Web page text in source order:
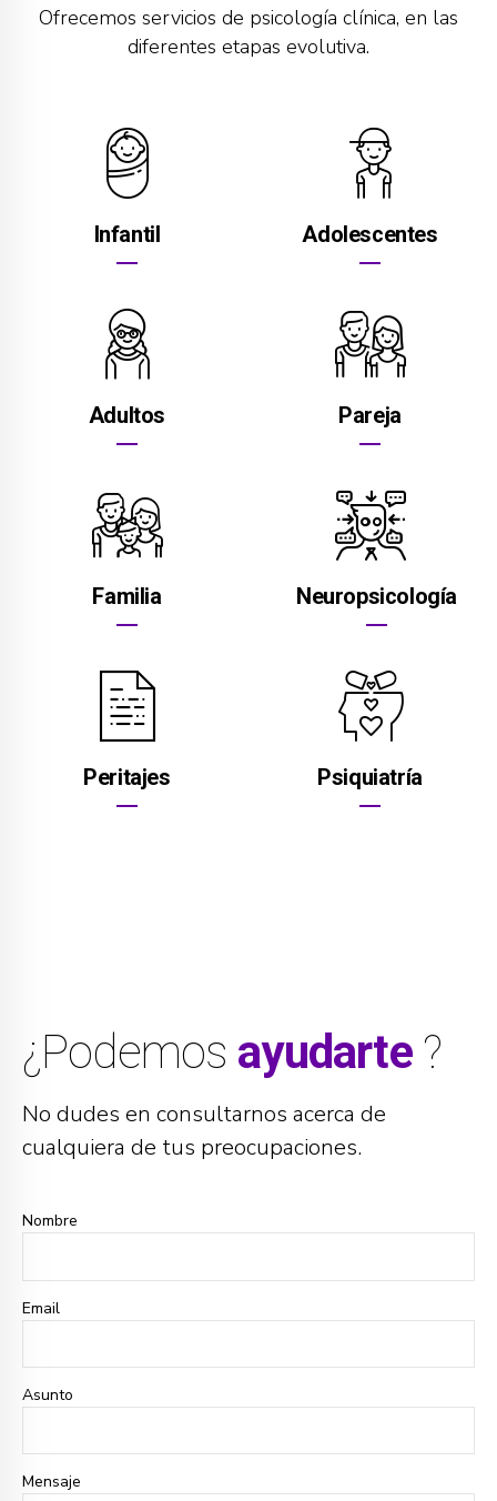
Ofrecemos servicios de psicología clínica, en las
diferentes etapas evolutiva.
Infantil Adolescentes
Adultos Pareja
Familia Neuropsicología
Peritajes Psiquiatría
¿Podemos ayudarte?
No dudes en consultarnos acerca de
cualquiera de tus preocupaciones.
Nombre
Email
Asunto
Mensaje